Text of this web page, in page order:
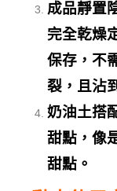
成品靜置
完全乾燥
保存，不
裂，且沾
奶油土搭
甜點，像
甜點。